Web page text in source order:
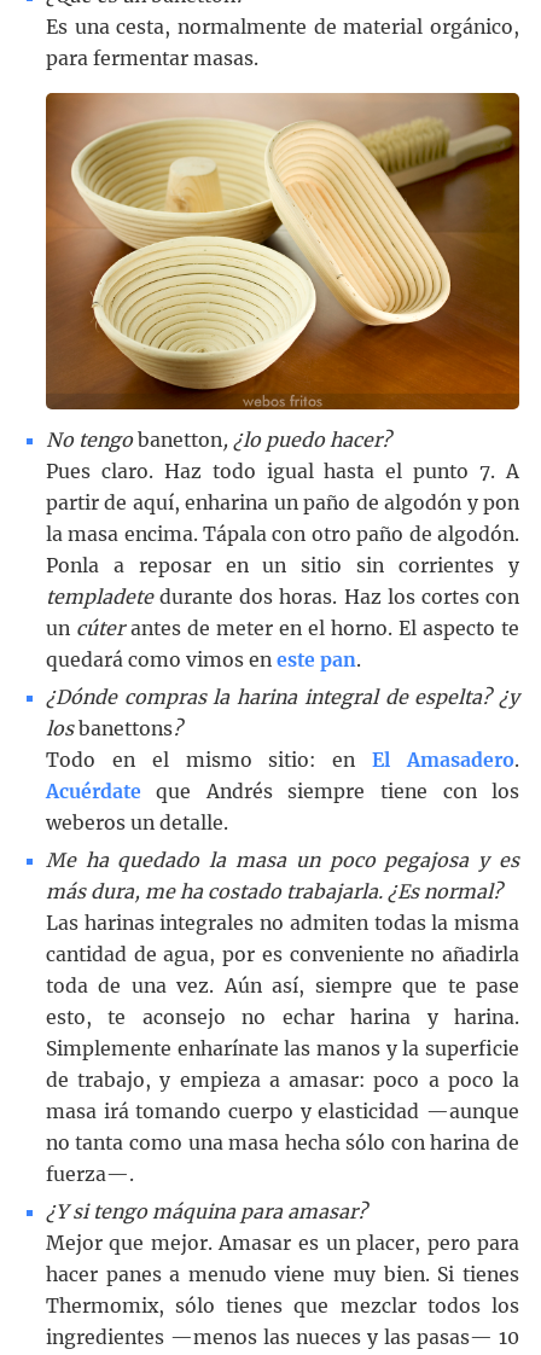
Es una cesta, normalmente de material orgánico,
para fermentar masas.
No tengobanetton, ¿lo puedo hacer?
Pues claro. Haz todo igual hasta el punto 7. A
partir de aquí, enharina un paño de algodón y pon
la masa encima. Tápala con otro paño de algodón.
Ponla a reposar en un sitio sin corrientes y
templadetedurante dos horas. Haz los cortes con
un cúterantes de meter en el horno. El aspecto te
quedará como vimos en este pan.
¿Dónde compras la harina integral de espelta? ¿y
losbanettons?
Todo en el mismo sitio: enEl Amasadero.
Acuérdate que Andrés siempre tiene con los
weberos un detalle.
Me ha quedado la masa un poco pegajosa y es
más dura, me ha costado trabajarla. ¿Es normal?
Las harinas integrales no admiten todas la misma
cantidad de agua, por es conveniente no añadirla
toda de una vez. Aún así, siempre que te pase
esto, te aconsejo no echar harina y harina.
Simplemente enharínate las manos y la superficie
de trabajo, y empieza a amasar: poco a poco la
masa irá tomando cuerpo y elasticidad —aunque
no tanta como una masa hecha sólo con harina de
fuerza—.
¿Y si tengo máquina para amasar?
Mejor que mejor. Amasar es un placer, pero para
hacer panes a menudo viene muy bien. Si tienes
Thermomix, sólo tienes que mezclar todos los
ingredientes —menos las nueces y las pasas— 10